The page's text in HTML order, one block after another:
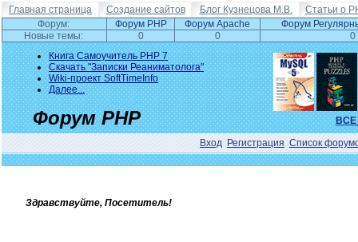
Главная страница Создание сайтов Блог Кузнецова М.В.
Статьи о
Форум:
Форум PHP Форум Apache
Форум
Новые темы:
0 0
0
Книга Самоучитель PHP 7
Скачать "Записки Реаниматолога"
Wiki-проект SoftTimeInfo
Далее...
ВСЕ
Форум PHP
Вход Регистрация Список
Здравствуйте, Посетитель!